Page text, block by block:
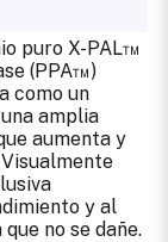
puro X-PAL™
(PPA™)
como un
amplia
aumenta y
y al
no se dañe.